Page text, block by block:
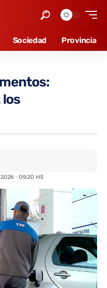
Sociedad Provincia
2026 - 09:20 HS